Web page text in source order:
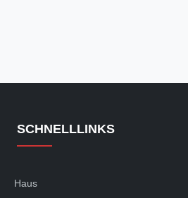
SCHNELLLINKS
Haus